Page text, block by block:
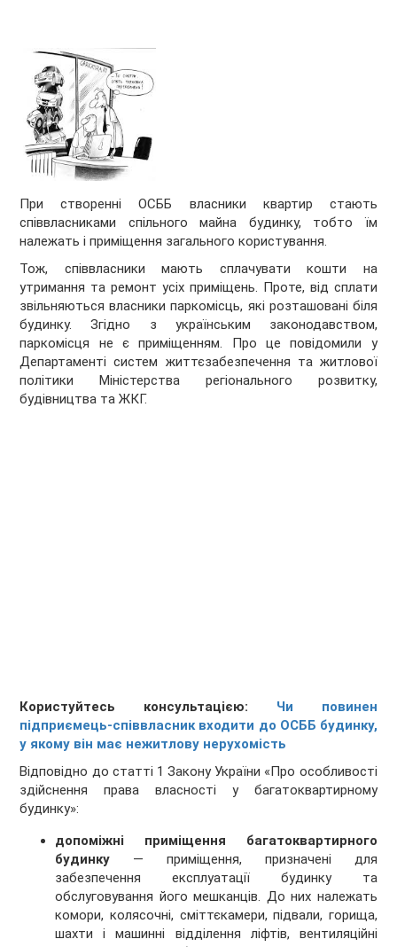
При створенні ОСББ власники квартир стають
співвласниками спільного майна будинку, тобто їм
належать і приміщення загального користування.
Тож, співвласники мають сплачувати кошти на
утримання та ремонт усіх приміщень. Проте, від сплати
звільняються власники паркомісць, які розташовані біля
будинку. Згідно з українським законодавством,
паркомісця не є приміщенням. Про це повідомили у
Департаменті систем життєзабезпечення та житлової
політики Міністерства регіонального розвитку,
будівництва та ЖКГ.
Користуйтесь консультацією: Чи повинен
підприємець-співвласник входити до ОСББ будинку,
у якому він має нежитлову нерухомість
Відповідно до статті 1 Закону України «Про особливості
здійснення права власності у багатоквартирному
будинку»:
допоміжні приміщення багатоквартирного
будинку — приміщення, призначені для
забезпечення експлуатації будинку та
обслуговування його мешканців. До них належать
комори, колясочні, сміттєкамери, підвали, горища,
шахти і машинні відділення ліфтів, вентиляційні